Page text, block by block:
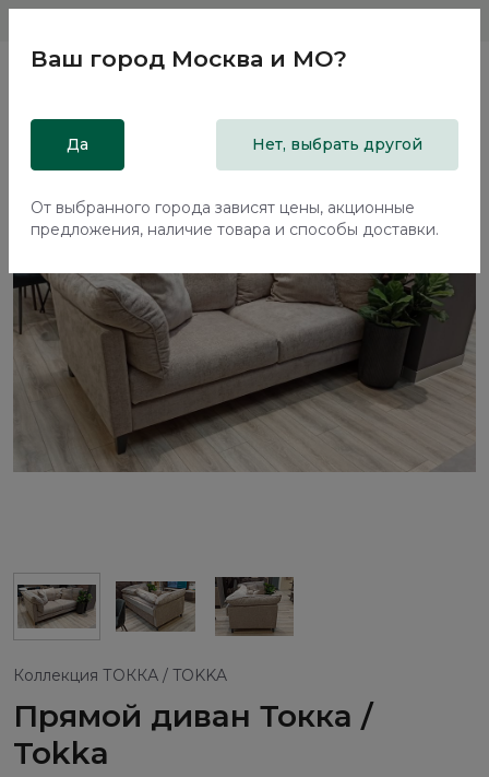
Главная
Распродажа из салонов
Прямой диван Токка / Tokka
-85%
Коллекция ТОККА / TOKKA
Прямой диван Токка /
Tokka
Ваш город Москва и МО?
Да Нет, выбрать другой
От выбранного города зависят цены, акционные
предложения, наличие товара и способы доставки.